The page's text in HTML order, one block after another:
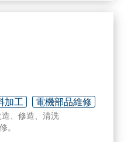
加工 電機部品維修
、修造、清洗
。